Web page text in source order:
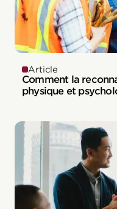
Article
Comment la
physique et